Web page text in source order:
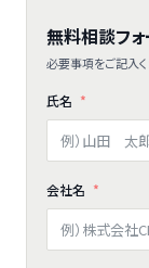
無料相談フォ
必要事項をご記入く
氏名
会社名